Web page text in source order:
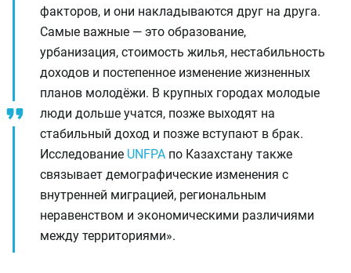
факторов, и они накладываются друг на друга.
Самые важные — это образование,
урбанизация, стоимость жилья, нестабильность
доходов и постепенное изменение жизненных
планов молодёжи. В крупных городах молодые
люди дольше учатся, позже выходят на
стабильный доход и позже вступают в брак.
Исследование UNFPA по Казахстану также
связывает демографические изменения с
внутренней миграцией, региональным
неравенством и экономическими различиями
между территориями».